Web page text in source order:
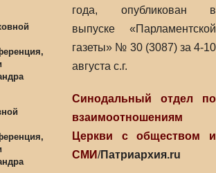
года, опубликован в
выпуске «Парламентской
газеты» № 30 (3087) за 4-10
августа с.г.
Синодальный отдел по
взаимоотношениям
Церкви с обществом и
СМИ/Патриархия.ru